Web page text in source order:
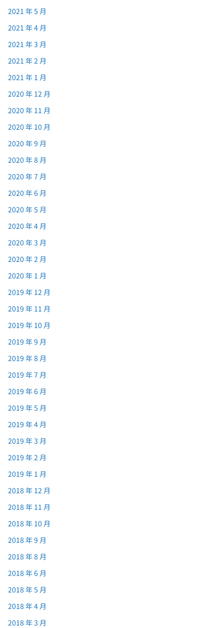
2021 年 5 月
2021 年 4 月
2021 年 3 月
2021 年 2 月
2021 年 1 月
2020 年 12 月
2020 年 11 月
2020 年 10 月
2020 年 9 月
2020 年 8 月
2020 年 7 月
2020 年 6 月
2020 年 5 月
2020 年 4 月
2020 年 3 月
2020 年 2 月
2020 年 1 月
2019 年 12 月
2019 年 11 月
2019 年 10 月
2019 年 9 月
2019 年 8 月
2019 年 7 月
2019 年 6 月
2019 年 5 月
2019 年 4 月
2019 年 3 月
2019 年 2 月
2019 年 1 月
2018 年 12 月
2018 年 11 月
2018 年 10 月
2018 年 9 月
2018 年 8 月
2018 年 6 月
2018 年 5 月
2018 年 4 月
2018 年 3 月